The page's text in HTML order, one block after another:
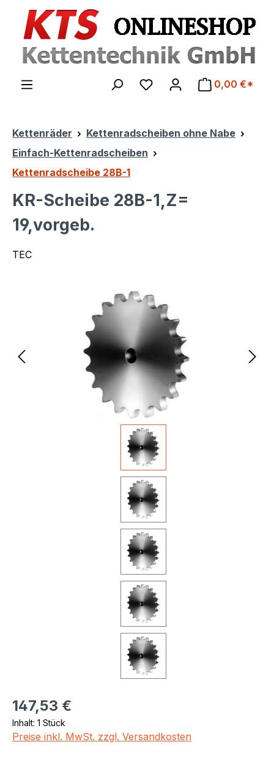
Zum Hauptinhalt springen
0,00 €*
Kettenräder
Kettenradscheiben ohne Nabe
Einfach-Kettenradscheiben
Kettenradscheibe 28B-1
KR-Scheibe 28B-1,Z=
19,vorgeb.
TEC
Bildergalerie überspringen
Regulärer Preis:
147,53 €
Inhalt: 1 Stück
Preise inkl. MwSt. zzgl. Versandkosten